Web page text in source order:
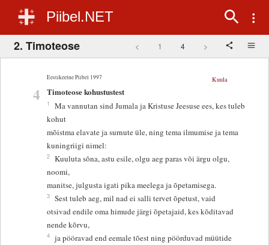
Piibel.NET
2. Timoteose < 1 4 >
Eestikeelne Piibel 1997
4
Kuula
Timoteose kohustustest
1
Ma vannutan sind Jumala ja Kristuse Jeesuse ees, kes tuleb
kohut
mõistma elavate ja surnute üle, ning tema ilmumise ja tema
kuningriigi nimel:
2 Kuuluta sõna, astu esile, olgu aeg paras või ärgu olgu,
noomi,
manitse, julgusta igati pika meelega ja õpetamisega.
3 Sest tuleb aeg, mil nad ei salli tervet õpetust, vaid
otsivad endile oma himude järgi õpetajaid, kes kõditavad
nende kõrvu,
4 ja pööravad end eemale tõest ning pöörduvad müütide